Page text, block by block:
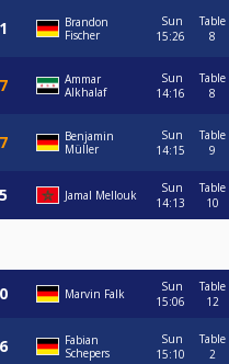
Brandon
Fischer
Sun
15:26
Table
8
Ammar
Alkhalaf
Sun
14:16
Table
8
Benjamin
Müller
Sun
14:15
Table
9
Jamal Mellouk
Sun
14:13
Table
10
Marvin Falk
Sun
15:06
Table
12
Fabian
Schepers
Sun
15:10
Table
2